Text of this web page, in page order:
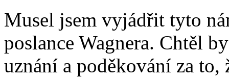
Musel jsem vyjádřit tyto
poslance Wagnera. Chtěl
uznání a poděkování za